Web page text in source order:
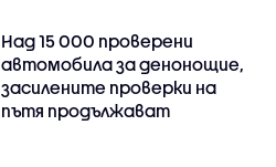
Над 15 000 проверени
автомобила за денонощие,
засилените проверки на
пътя продължават